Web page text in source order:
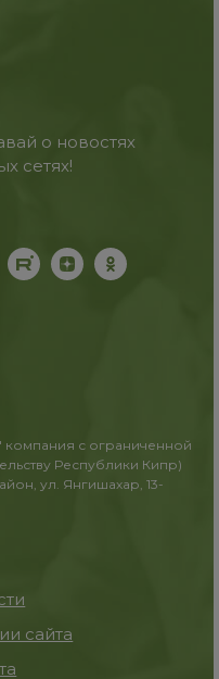
о новостях
сетях!
компания с ограниченной
Республики Кипр)
ул. Янгишахар, 13-
сайта